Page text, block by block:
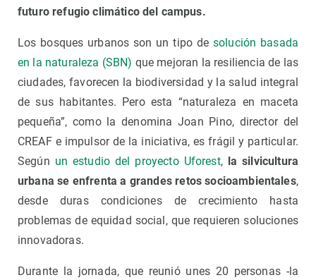
futuro refugio climático del campus.
Los bosques urbanos son un tipo de solución basada
en la naturaleza (SBN) que mejoran la resiliencia de las
ciudades, favorecen la biodiversidad y la salud integral
de sus habitantes. Pero esta “naturaleza en maceta
pequeña”, como la denomina Joan Pino, director del
CREAF e impulsor de la iniciativa, es frágil y particular.
Según un estudio del proyecto Uforest, la silvicultura
urbana se enfrenta a grandes retos socioambientales,
desde duras condiciones de crecimiento hasta
problemas de equidad social, que requieren soluciones
innovadoras.
Durante la jornada, que reunió unes 20 personas -la